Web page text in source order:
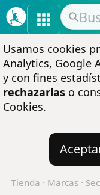
Usamos cookies
Analytics, Google
y con fines
rechazarlaso
Cookies.
Tienda · Marcas ·